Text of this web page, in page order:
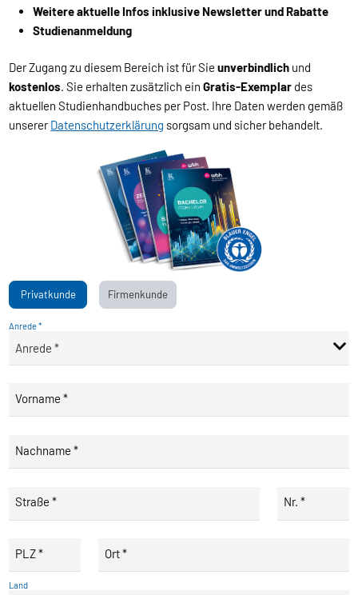
Weitere aktuelle Infos inklusive Newsletter und Rabatte
Studienanmeldung
Der Zugang zu diesem Bereich ist für Sieunverbindlich und
kostenlos. Sie erhalten zusätzlich einGratis-Exemplar des
aktuellen Studienhandbuches per Post. Ihre Daten werden gemäß
unsererDatenschutzerklärung sorgsam und sicher behandelt.
Privatkunde Firmenkunde
Anrede *
Vorname *
Nachname *
Straße * Nr. *
PLZ * Ort *
Land